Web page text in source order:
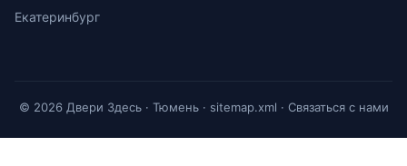
Екатеринбург
© 2026 Двери Здесь · Тюмень · sitemap.xml · Связаться с нами